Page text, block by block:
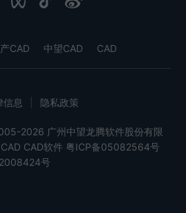
CAD 中望CAD CAD
2026 广州中望龙腾软件股份有限
CAD CAD软件 粤ICP备05082564号
号
信息 隐私政策